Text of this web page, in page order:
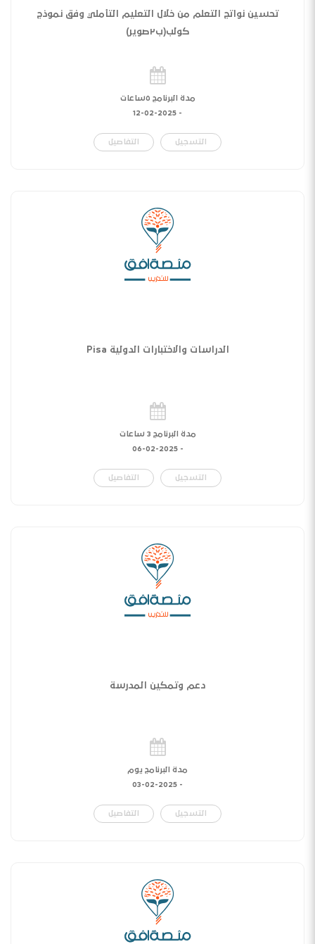
تحسين نواتج التعلم من خلال التعليم التأملي وفق نموذج
كولب(ب٢صوير)
مدة البرنامج ٥ساعات
-
12-02-2025
التسجيل التفاصيل
الدراسات والاختبارات الدولية Pisa
مدة البرنامج 3 ساعات
-
06-02-2025
التسجيل التفاصيل
دعم وتمكين المدرسة
مدة البرنامج يوم
-
03-02-2025
التسجيل التفاصيل